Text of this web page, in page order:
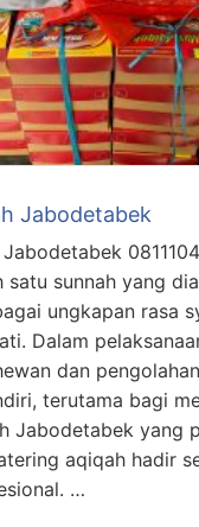
Jabodetabek
satu sunnah yang
ungkapan rasa
Dalam
dan
terutama bagi
Jabodetabek yang
aqiqah hadir
…